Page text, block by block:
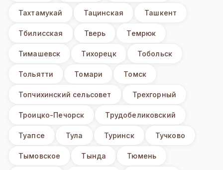
Тахтамукай Тацинская Ташкент
Тбилисская Тверь Темрюк
Тимашевск Тихорецк Тобольск
Тольятти Томари Томск
Топчихинский сельсовет Трехгорный
Троицко-Печорск Трудобеликовский
Туапсе Тула Туринск Тучково
Тымовское Тында Тюмень